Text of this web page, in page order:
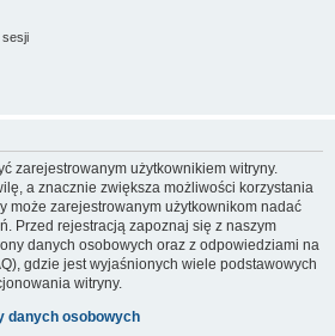
zarejestrowanym użytkownikiem witryny.
a znacznie zwiększa możliwości korzystania
może zarejestrowanym użytkownikom nadać
Przed rejestracją zapoznaj się z naszym
danych osobowych oraz z odpowiedziami na
gdzie jest wyjaśnionych wiele podstawowych
witryny.
danych osobowych